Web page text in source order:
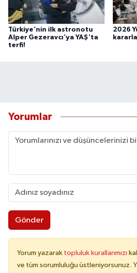
Türkiye'nin ilk astronotu
Alper Gezeravcı'ya YAŞ'ta
terfi!
2026
Yorumlar
Gönder
Yorum yazarak topluluk kurallarımızı
ve tüm sorumluluğu üstleniyorsunuz.